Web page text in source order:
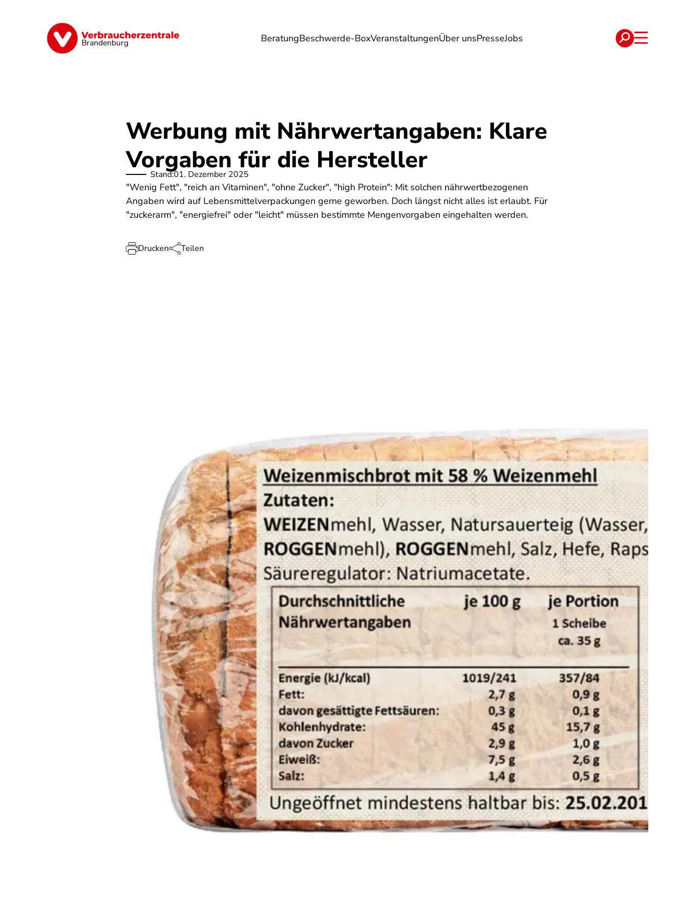
Brandenburg BeratungBeschwerde-BoxVeranstaltungenÜber unsPresseJobs
Finanzen Digitales Lebensmittel Umwelt Gesundheit Energie Reise Verträge
Werbung mit Nährwertangaben: Klare
Vorgaben für die Hersteller
Stand:01. Dezember 2025
"Wenig Fett", "reich an Vitaminen", "ohne Zucker", "high Protein": Mit solchen nährwertbezogenen
Angaben wird auf Lebensmittelverpackungen gerne geworben. Doch längst nicht alles ist erlaubt. Für
"zuckerarm", "energiefrei" oder "leicht" müssen bestimmte Mengenvorgaben eingehalten werden.
Drucken Teilen